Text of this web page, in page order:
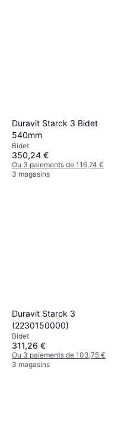
Duravit Starck 3 Bidet
540mm
Bidet
350,24 €
Ou 3 paiements de 116,74 €
3 magasins
Duravit Starck 3
(2230150000)
Bidet
311,26 €
Ou 3 paiements de 103,75 €
3 magasins